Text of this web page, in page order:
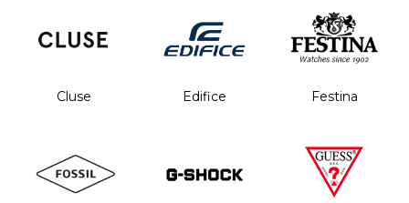
Cluse Edifice Festina